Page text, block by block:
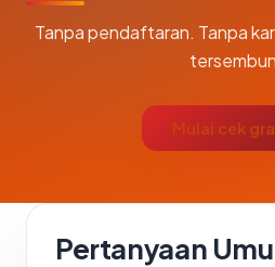
Tanpa pendaftaran. Tanpa
Mulai cek
Pertanyaan